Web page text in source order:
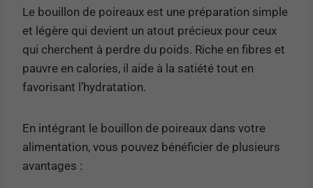
Le bouillon de poireaux est une préparation simple
et légère qui devient un atout précieux pour ceux
qui cherchent à perdre du poids. Riche en fibres et
pauvre en calories, il aide à la satiété tout en
favorisant l’hydratation.
En intégrant le bouillon de poireaux dans votre
alimentation, vous pouvez bénéficier de plusieurs
avantages :